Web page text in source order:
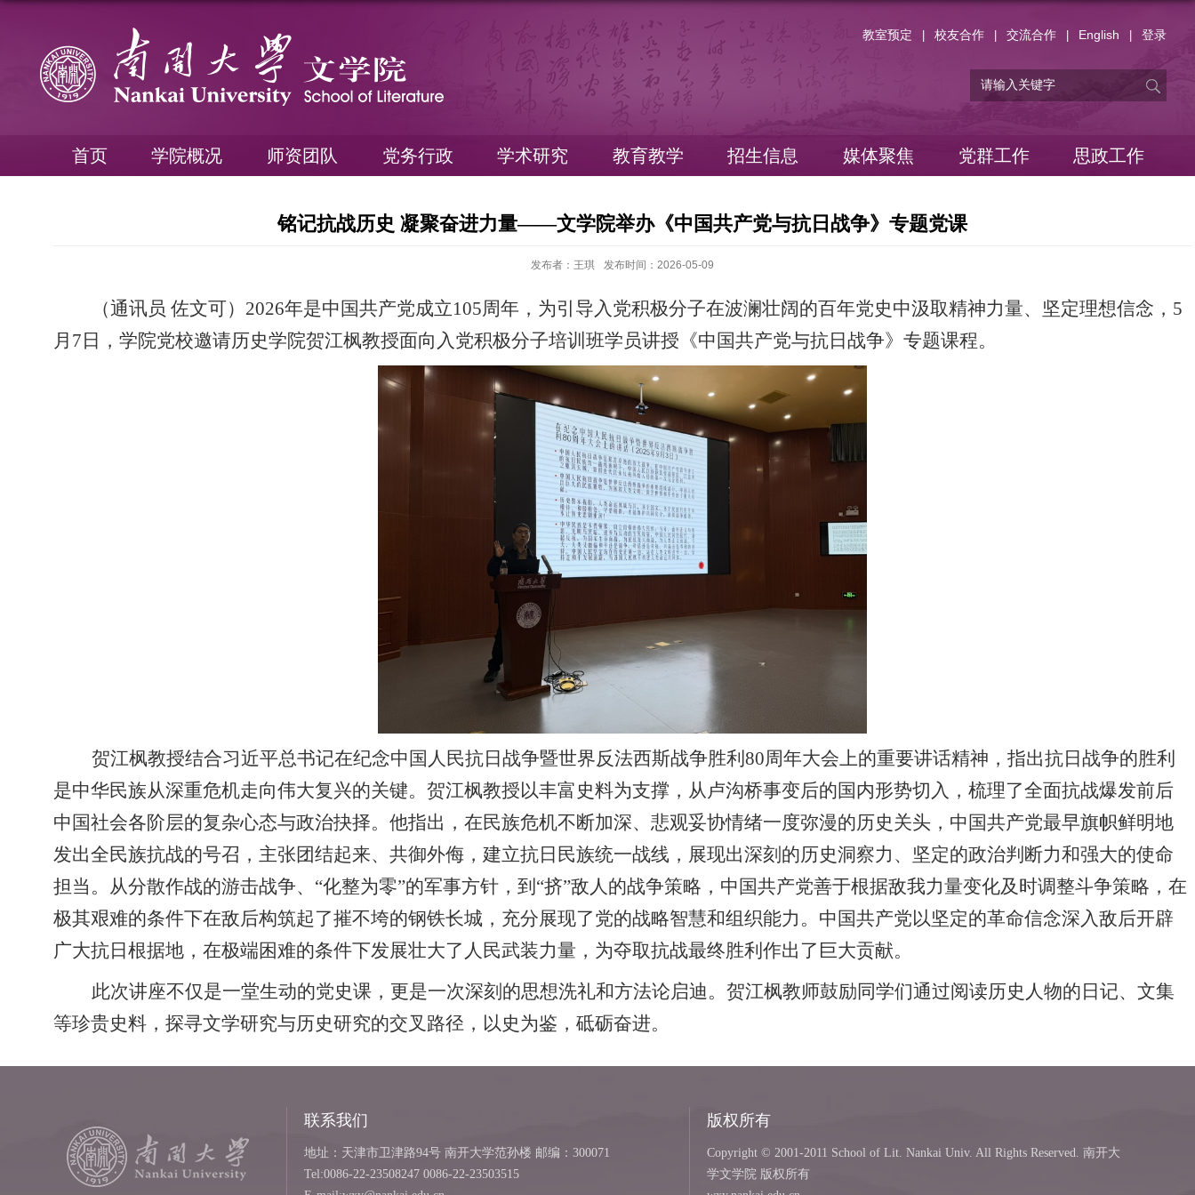
教室预定 校友合作 交流合作 English 登录
首页 学院概况 师资团队 党务行政 学术研究 教育教学 招生信息 媒体聚焦 党群工作 思政工作
铭记抗战历史 凝聚奋进力量——文学院举办《中国共产党与抗日战争》专题党课
发布者：王琪 发布时间：2026-05-09
（通讯员 佐文可） 2026年是中国共产党成立105周年，为引导入党积极分子在波澜壮阔的百年党史中汲取精神力量、坚定理想信念， 5
月 7 日，学院党校邀请历史学院贺江枫教授面向入党积极分子培训班学员讲授《中国共产党与抗日战争》专题课程。
贺江枫教授结合习近平总书记在纪念中国人民抗日战争暨世界反法西斯战争胜利 80周年大会上的重要讲话精神，指出抗日战争的胜利
是中华民族从深重危机走向伟大复兴的关键。贺江枫教授以丰富史料为支撑，从卢沟桥事变后的国内形势切入，梳理了全面抗战爆发前后
中国社会各阶层的复杂心态与政治抉择。他指出，在民族危机不断加深、悲观妥协情绪一度弥漫的历史关头，中国共产党最早旗帜鲜明地
发出全民族抗战的号召，主张团结起来、共御外侮，建立抗日民族统一战线，展现出深刻的历史洞察力、坚定的政治判断力和强大的使命
担当。从分散作战的游击战争、“化整为零”的军事方针，到“挤”敌人的战争策略，中国共产党善于根据敌我力量变化及时调整斗争策略，在
极其艰难的条件下在敌后构筑起了摧不垮的钢铁长城，充分展现了党的战略智慧和组织能力。中国共产党以坚定的革命信念深入敌后开辟
广大抗日根据地，在极端困难的条件下发展壮大了人民武装力量，为夺取抗战最终胜利作出了巨大贡献。
此次讲座不仅是一堂生动的党史课，更是一次深刻的思想洗礼和方法论启迪。贺江枫教师鼓励同学们通过阅读历史人物的日记、文集
等珍贵史料，探寻文学研究与历史研究的交叉路径，以史为鉴，砥砺奋进。
联系我们
地址：天津市卫津路94号 南开大学范孙楼 邮编：300071
Tel:0086-22-23508247 0086-22-23503515
版权所有
Copyright © 2001-2011 School of Lit. Nankai Univ. All Rights Reserved. 南开大
学文学院 版权所有